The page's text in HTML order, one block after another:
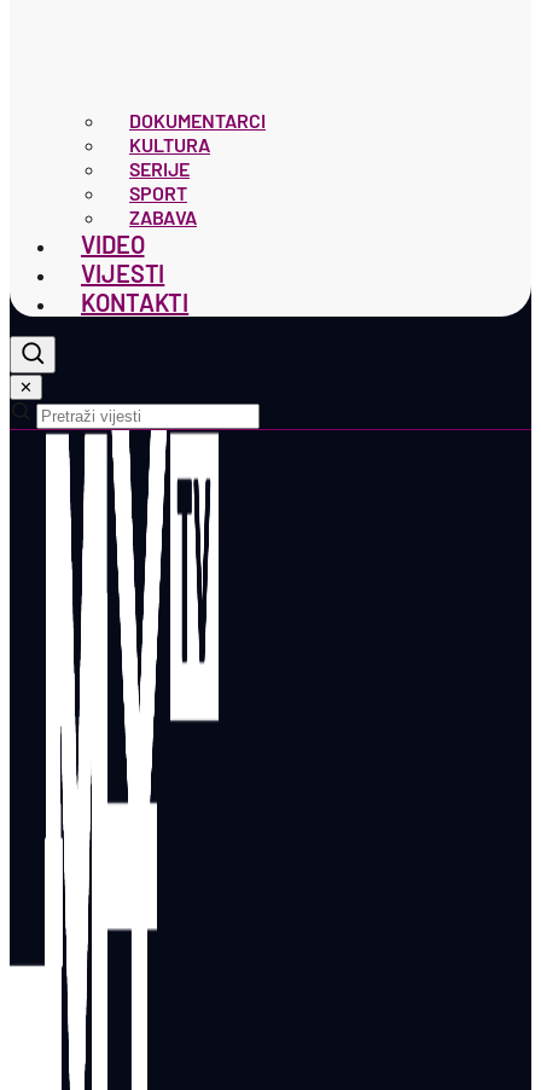
DOKUMENTARCI
KULTURA
SERIJE
SPORT
ZABAVA
VIDEO
VIJESTI
KONTAKTI
✕